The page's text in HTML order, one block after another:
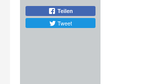
Teilen
Tweet